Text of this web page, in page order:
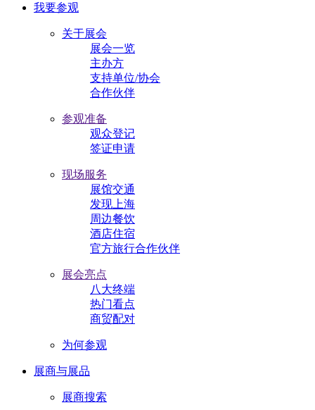
我要参观
关于展会
展会一览
主办方
支持单位/协会
合作伙伴
参观准备
观众登记
签证申请
现场服务
展馆交通
发现上海
周边餐饮
酒店住宿
官方旅行合作伙伴
展会亮点
八大终端
热门看点
商贸配对
为何参观
展商与展品
展商搜索